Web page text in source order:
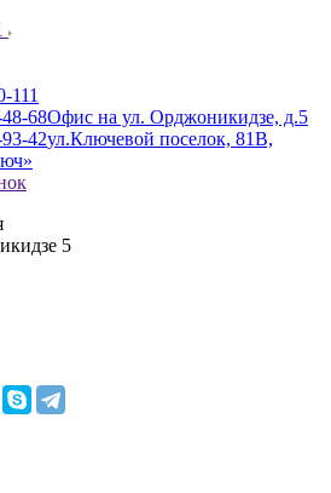
111
68Офис на ул. Орджоникидзе, д.5
42ул.Ключевой поселок, 81В,
5